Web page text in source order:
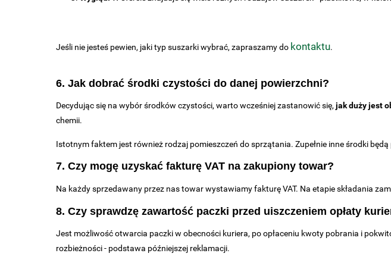
Jeśli nie jesteś pewien, jaki typ suszarki wybrać, zapraszamy do kontaktu.
6. Jak dobrać środki czystości do danej powierzchni?
Decydując się na wybór środków czystości, warto wcześniej zastanowić się,jak duży jest
chemii.
Istotnym faktem jest również rodzaj pomieszczeń do sprzątania. Zupełnie inne środki
7. Czy mogę uzyskać fakturę VAT na zakupiony towar?
Na każdy sprzedawany przez nas towar wystawiamy fakturę VAT. Na etapie składania
8. Czy sprawdzę zawartość paczki przed uiszczeniem opłaty
Jest możliwość otwarcia paczki w obecności kuriera, po opłaceniu kwoty pobrania i
rozbieżności - podstawa późniejszej reklamacji.